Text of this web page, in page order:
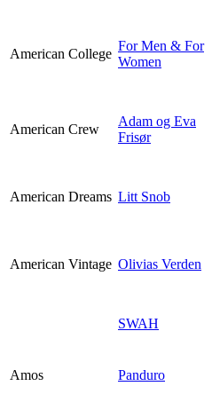
American College
For Men & For
Women
American Crew
Adam og Eva
Frisør
American Dreams Litt Snob
American Vintage Olivias Verden
SWAH
Amos Panduro